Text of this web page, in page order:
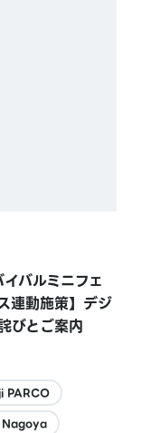
バルミニフェ
連動施策】デジ
びとご案内
PARCO